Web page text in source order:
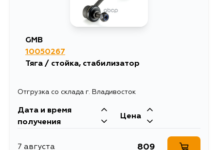
1357
13 августа
15 августа 1313
27 августа 1472
GMB
10050267
Тяга / стойка, стабилизатор
Отгрузка со склада г. Владивосток
Дата и время
получения
Цена
7 августа 809